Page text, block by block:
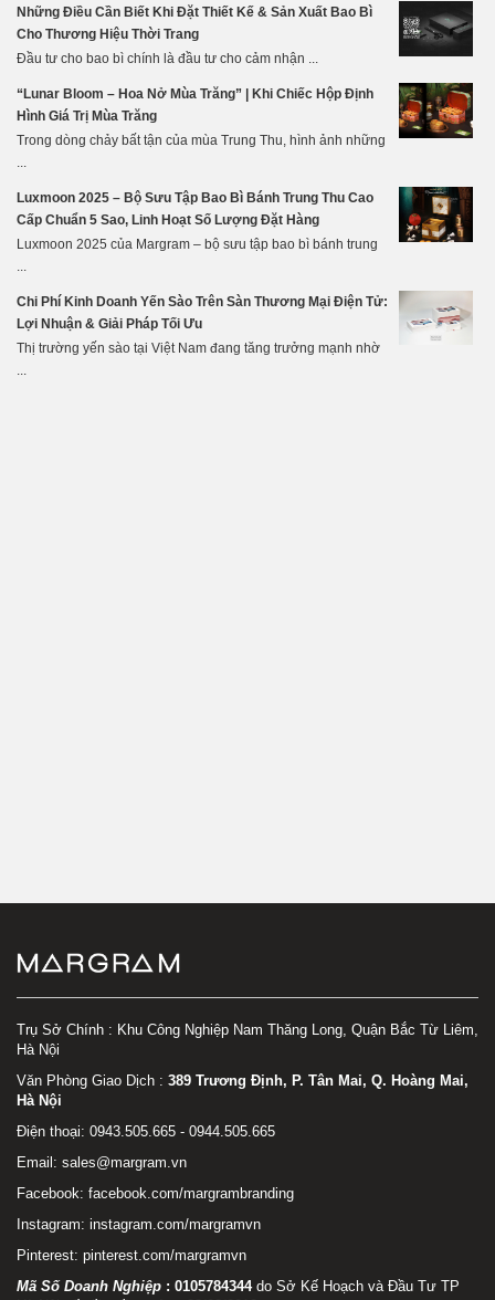
Những Điều Cần Biết Khi Đặt Thiết Kế & Sản Xuất Bao Bì
Cho Thương Hiệu Thời Trang
Đầu tư cho bao bì chính là đầu tư cho cảm nhận ...
“Lunar Bloom – Hoa Nở Mùa Trăng” | Khi Chiếc Hộp Định
Hình Giá Trị Mùa Trăng
Trong dòng chảy bất tận của mùa Trung Thu, hình ảnh những
...
Luxmoon 2025 – Bộ Sưu Tập Bao Bì Bánh Trung Thu Cao
Cấp Chuẩn 5 Sao, Linh Hoạt Số Lượng Đặt Hàng
Luxmoon 2025 của Margram – bộ sưu tập bao bì bánh trung
...
Chi Phí Kinh Doanh Yến Sào Trên Sàn Thương Mại Điện Tử:
Lợi Nhuận & Giải Pháp Tối Ưu
Thị trường yến sào tại Việt Nam đang tăng trưởng mạnh nhờ
...
Trụ Sở Chính : Khu Công Nghiệp Nam Thăng Long, Quận Bắc Từ Liêm,
Hà Nội
Văn Phòng Giao Dịch : 389 Trương Định, P. Tân Mai, Q. Hoàng Mai,
Hà Nội
Điện thoại: 0943.505.665 - 0944.505.665
Email: sales@margram.vn
Facebook: facebook.com/margrambranding
Instagram: instagram.com/margramvn
Pinterest: pinterest.com/margramvn
Mã Số Doanh Nghiệp : 0105784344do Sở Kế Hoạch và Đầu Tư TP